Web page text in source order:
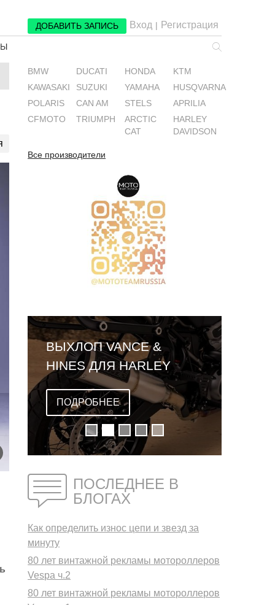
ДОБАВИТЬ ЗАПИСЬ Вход | Регистрация
BMW DUCATI HONDA
KTM
KAWASAKI
SUZUKI YAMAHA
HUSQVARNA
POLARIS
CAN AM STELS
APRILIA
CFMOTO
TRIUMPH
ARCTIC
CAT
HARLEY
DAVIDSON
Все производители
ВЫХЛОП VANCE &
HINES ДЛЯ HARLEY
DAVIDSON PAN AMERICA
ПОДРОБНЕЕ
ПОСЛЕДНЕЕ В
БЛОГАХ
Как определить износ цепи и звезд за
минуту
80 лет винтажной рекламы мотороллеров
Vespa ч.2
80 лет винтажной рекламы мотороллеров